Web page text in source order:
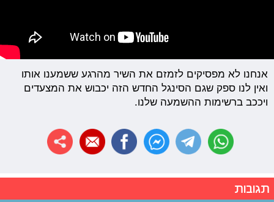
אנחנו לא מפסיקים לזמזם את השיר מהרגע ששמענו אותו
ואין לנו ספק שגם הסינגל החדש הזה יכבוש את המצעדים
ויככב ברשימות ההשמעה שלנו.
תגובות